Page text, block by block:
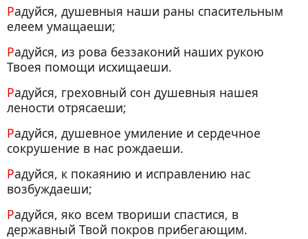
Радуйся, душевныя наши раны спасительным
елеем умащаеши;
Радуйся, из рова беззаконий наших рукою
Твоея помощи исхищаеши.
Радуйся, греховный сон душевныя нашея
лености отрясаеши;
Радуйся, душевное умиление и сердечное
сокрушение в нас рождаеши.
Радуйся, к покаянию и исправлению нас
возбуждаеши;
Радуйся, яко всем твориши спастися, в
державный Твой покров прибегающим.